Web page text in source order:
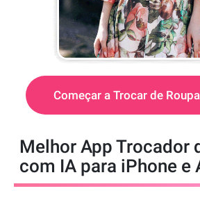
Começar a Trocar de
Melhor App Trocador
com IA para iPhone e